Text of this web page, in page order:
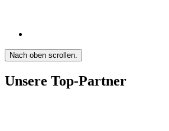
Nach oben scrollen.
Unsere Top-Partner